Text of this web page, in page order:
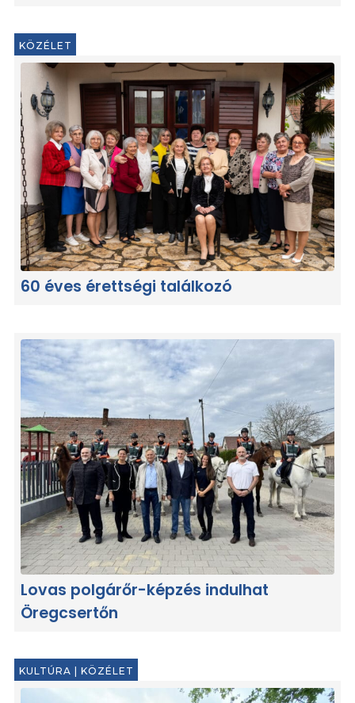
KÖZÉLET
60 éves érettségi találkozó
Lovas polgárőr-képzés indulhat
Öregcsertőn
KULTÚRA KÖZÉLET